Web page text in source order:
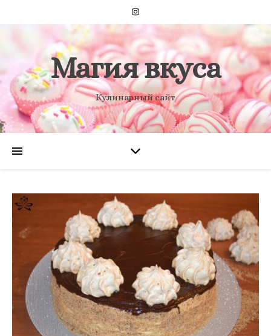
Магия вкуса
Кулинарный сайт